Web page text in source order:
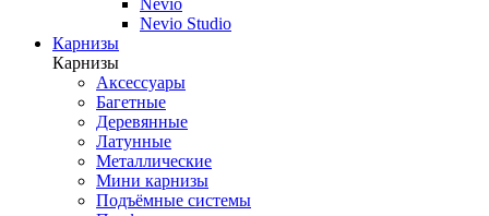
Nevio
Nevio Studio
Карнизы
Карнизы
Аксессуары
Багетные
Деревянные
Латунные
Металлические
Мини карнизы
Подъёмные системы